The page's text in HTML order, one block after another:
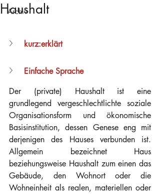
Archiv
Haushalt
kurz:erklärt
Einfache Sprache
Der (private) Haushalt ist eine
grundlegend vergeschlechtlichte soziale
Organisationsform und ökonomische
Basisinstitution, dessen Genese eng mit
derjenigen des Hauses verbunden ist.
Allgemein bezeichnet Haus
beziehungsweise Haushalt zum einen das
Gebäude, den Wohnort oder die
Wohneinheit als realen, materiellen oder